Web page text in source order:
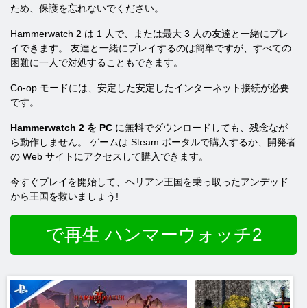
ため、保護を忘れないでください。
Hammerwatch 2 は 1 人で、または最大 3 人の友達と一緒にプレ
イできます。 友達と一緒にプレイするのは簡単ですが、すべての
困難に一人で対処することもできます。
Co-op モードには、安定した安定したインターネット接続が必要
です。
Hammerwatch 2 を PC に無料でダウンロードしても、残念なが
ら動作しません。 ゲームは Steam ポータルで購入するか、開発者
の Web サイトにアクセスして購入できます。
今すぐプレイを開始して、ヘリアン王国を乗っ取ったアンデッド
から王国を救いましょう!
で再生 ハンマーウォッチ2